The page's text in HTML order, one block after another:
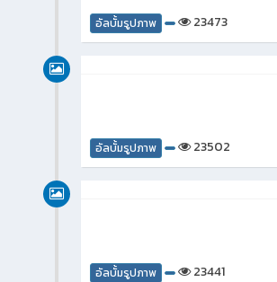
อัลบั้มรูปภาพ 23473
อัลบั้มรูปภาพ 23502
อัลบั้มรูปภาพ 23441